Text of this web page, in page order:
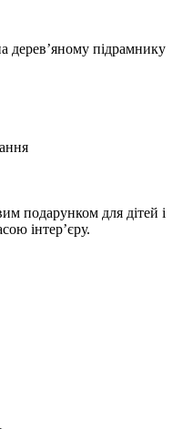
дерев’яному підрамнику
подарунком для дітей і
інтер’єру.